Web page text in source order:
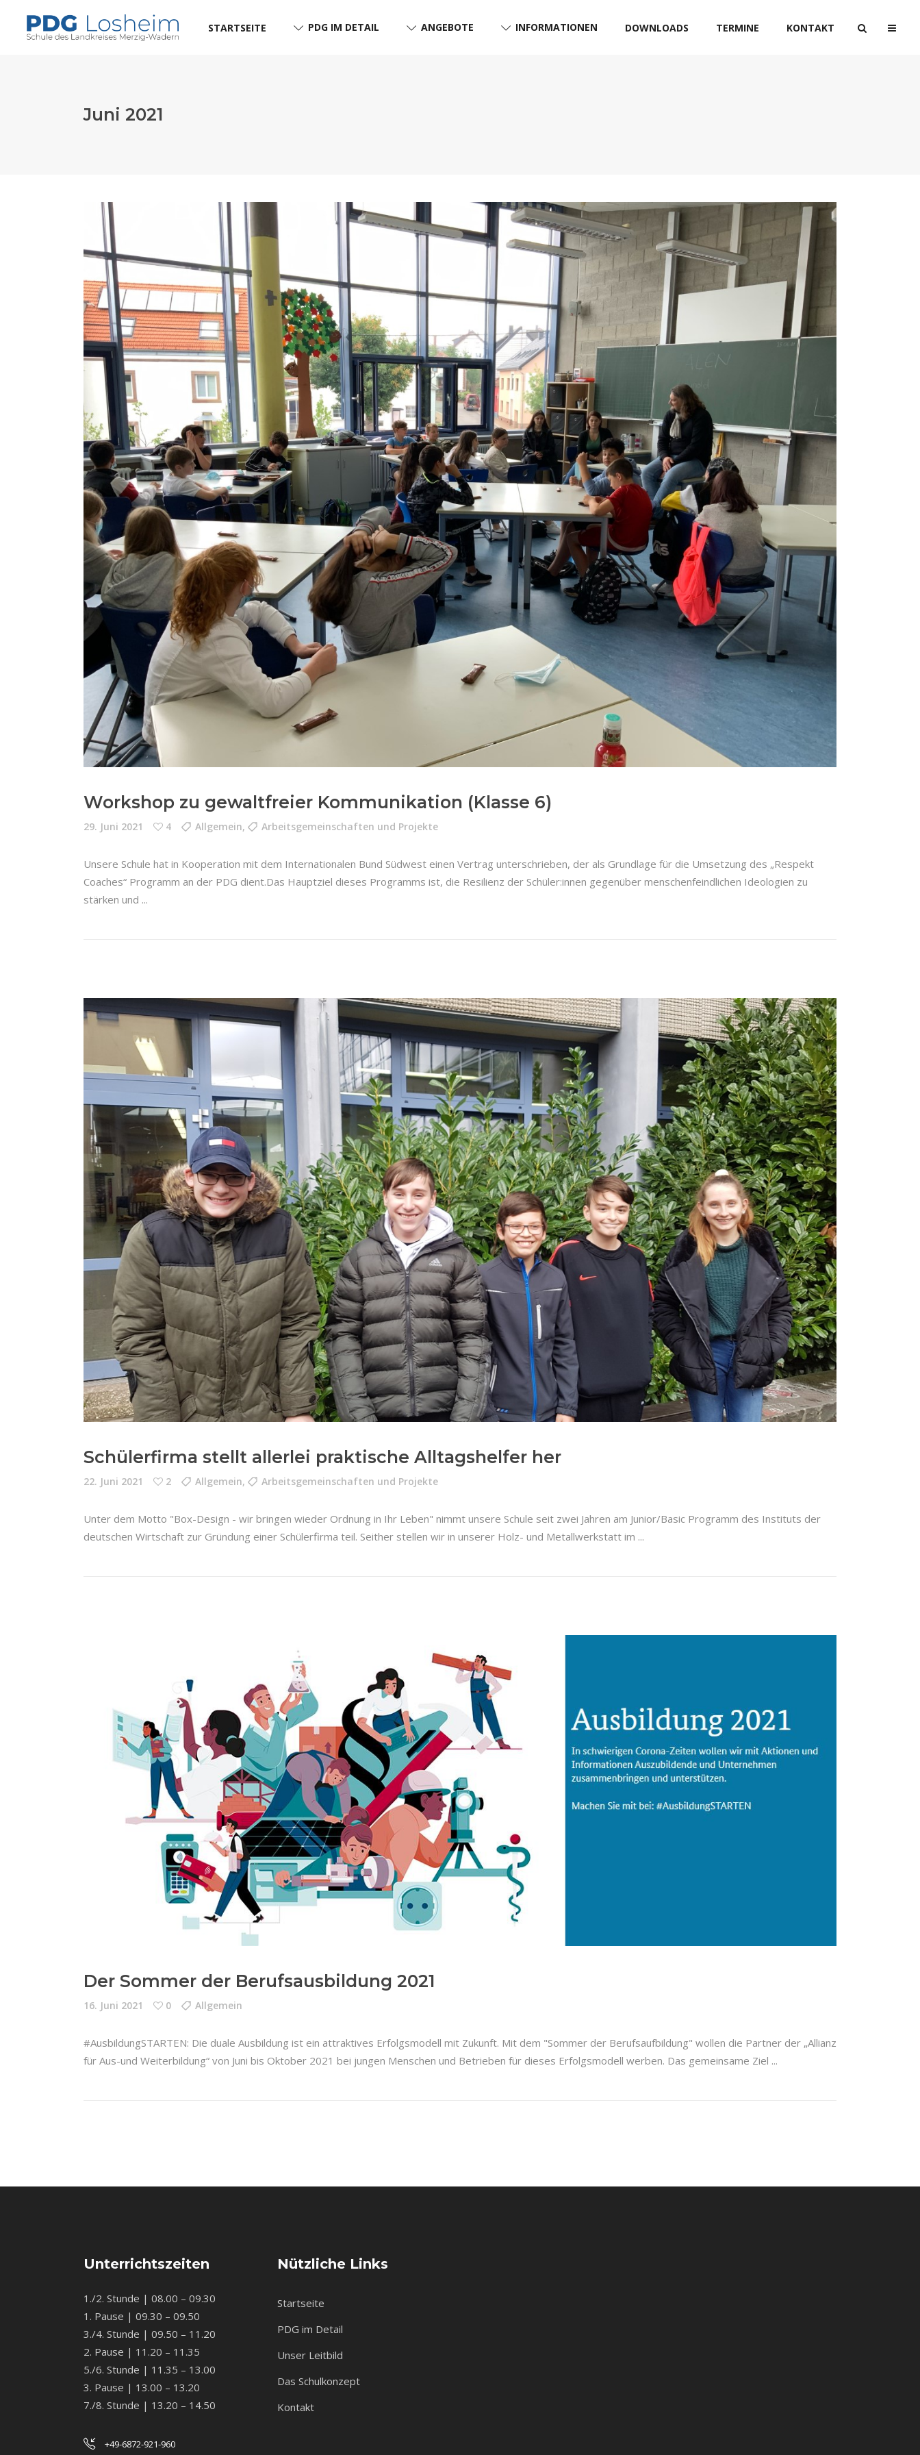
STARTSEITE PDG IM DETAIL ANGEBOTE INFORMATIONEN DOWNLOADS TERMINE KONTAKT
Juni 2021
Workshop zu gewaltfreier Kommunikation (Klasse 6)
29. Juni 2021 4 Allgemein, Arbeitsgemeinschaften und Projekte
Unsere Schule hat in Kooperation mit dem Internationalen Bund Südwest einen Vertrag unterschrieben, der als Grundlage für die Umsetzung des „Respekt
Coaches“ Programm an der PDG dient.Das Hauptziel dieses Programms ist, die Resilienz der Schüler:innen gegenüber menschenfeindlichen Ideologien zu
stärken und
Schülerfirma stellt allerlei praktische Alltagshelfer her
22. Juni 2021 2 Allgemein, Arbeitsgemeinschaften und Projekte
Unter dem Motto "Box-Design - wir bringen wieder Ordnung in Ihr Leben" nimmt unsere Schule seit zwei Jahren am Junior/Basic Programm des Instituts der
deutschen Wirtschaft zur Gründung einer Schülerfirma teil. Seither stellen wir in unserer Holz- und Metallwerkstatt im
Der Sommer der Berufsausbildung 2021
16. Juni 2021 0 Allgemein
#AusbildungSTARTEN: Die duale Ausbildung ist ein attraktives Erfolgsmodell mit Zukunft. Mit dem "Sommer der Berufsaufbildung" wollen die Partner der „Allianz
für Aus-und Weiterbildung“ von Juni bis Oktober 2021 bei jungen Menschen und Betrieben für dieses Erfolgsmodell werben. Das gemeinsame Ziel
Unterrichtszeiten
1./2. Stunde | 08.00 – 09.30
1. Pause | 09.30 – 09.50
3./4. Stunde | 09.50 – 11.20
2. Pause | 11.20 – 11.35
5./6. Stunde | 11.35 – 13.00
3. Pause | 13.00 – 13.20
7./8. Stunde | 13.20 – 14.50
+49-6872-921-960
Nützliche Links
Startseite
PDG im Detail
Unser Leitbild
Das Schulkonzept
Kontakt